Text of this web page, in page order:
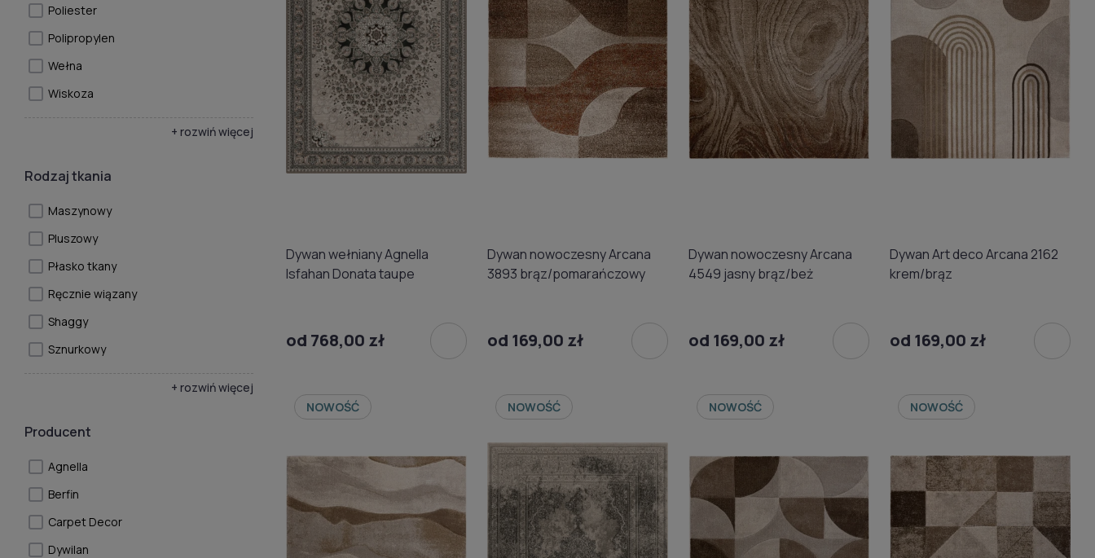
Poliester
Polipropylen
Wełna
Wiskoza
+ rozwiń więcej
Rodzaj tkania
Maszynowy
Pluszowy
Płasko tkany
Ręcznie wiązany
Shaggy
Sznurkowy
+ rozwiń więcej
Producent
Agnella
Berfin
Carpet Decor
Dywilan
Dywan wełniany Agnella
Isfahan Donata taupe
od 768,00 zł
Dywan nowoczesny Arcana
3893 brąz/pomarańczowy
od 169,00 zł
Dywan nowoczesny Arcana
4549 jasny brąz/beż
od 169,00 zł
Dywan Art deco Arcana 2162
krem/brąz
od 169,00 zł
NOWOŚĆ NOWOŚĆ NOWOŚĆ NOWOŚĆ